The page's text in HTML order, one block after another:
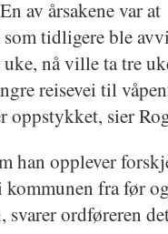
av årsakene var at
tidligere ble
nå ville ta tre
reisevei til
oppstykket, sier
han opplever
fra før
ordføreren